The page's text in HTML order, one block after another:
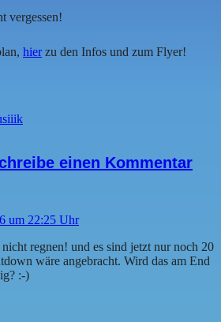
vergessen!
hierzu den Infos und zum Flyer!
einen Kommentar
um 22:25 Uhr
regnen! und es sind jetzt nur noch 20
wäre angebracht. Wird das am End
:-)